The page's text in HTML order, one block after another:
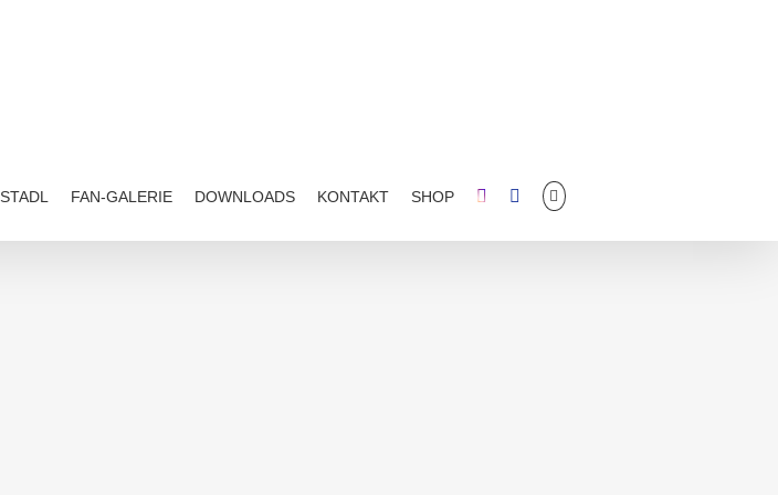
FAN-GALERIE DOWNLOADS KONTAKT SHOP